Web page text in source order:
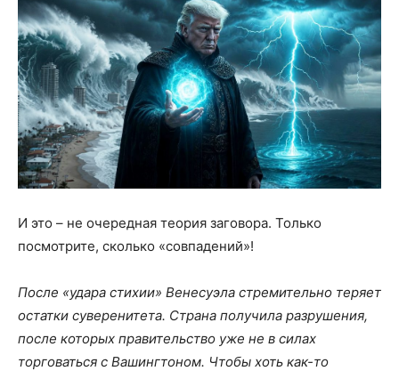
И это – не очередная теория заговора. Только
посмотрите, сколько «совпадений»!
После «удара стихии» Венесуэла стремительно теряет
остатки суверенитета. Страна получила разрушения,
после которых правительство уже не в силах
торговаться с Вашингтоном. Чтобы хоть как-то